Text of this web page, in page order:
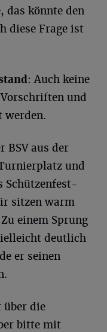
das könnte den
diese Frage ist
: Auch keine
und
werden.
BSV aus der
und
Schützenfest-
sitzen warm
einem Sprung
deutlich
er seinen
über die
bitte mit